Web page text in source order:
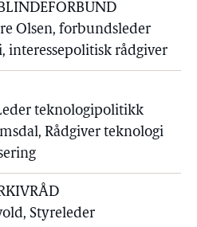
Olsen, forbundsleder
interessepolitisk rådgiver
teknologipolitikk
Rådgiver teknologi
Styreleder